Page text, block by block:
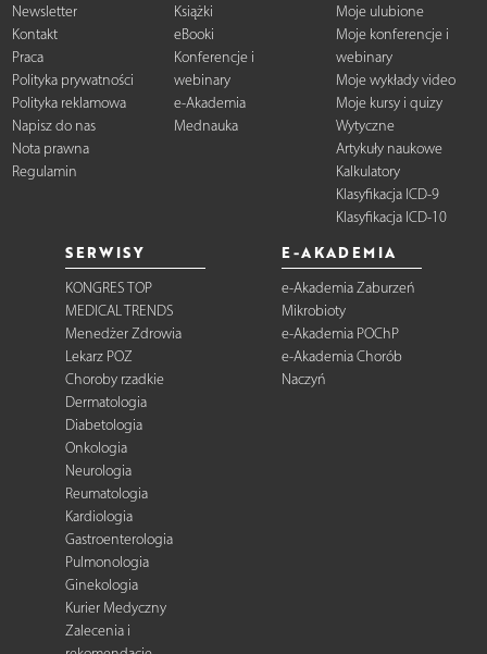
Newsletter
Kontakt
Praca
Polityka prywatności
Polityka reklamowa
Napisz do nas
Nota prawna
Regulamin
Książki
eBooki
Konferencje i
webinary
e-Akademia
Mednauka
Moje ulubione
Moje konferencje i
webinary
Moje wykłady video
Moje kursy i quizy
Wytyczne
Artykuły naukowe
Kalkulatory
Klasyfikacja ICD-9
Klasyfikacja ICD-10
SERWISY
KONGRES TOP
MEDICAL TRENDS
Menedżer Zdrowia
Lekarz POZ
Choroby rzadkie
Dermatologia
Diabetologia
Onkologia
Neurologia
Reumatologia
Kardiologia
Gastroenterologia
Pulmonologia
Ginekologia
Kurier Medyczny
Zalecenia i
E-AKADEMIA
e-Akademia Zaburzeń
Mikrobioty
e-Akademia POChP
e-Akademia Chorób
Naczyń